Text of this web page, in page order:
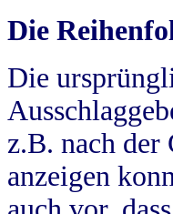
Die
Die
z.B. nach
anzeigen